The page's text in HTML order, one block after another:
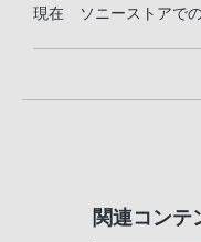
現在 ソニーストアで
関連コンテ